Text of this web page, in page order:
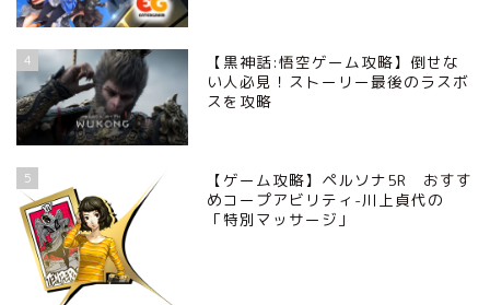
4
【黒神話:悟空ゲーム攻略】倒せな
い人必見！ストーリー最後のラスボ
スを攻略
5
【ゲーム攻略】ペルソナ5R おすす
めコープアビリティ-川上貞代の
「特別マッサージ」